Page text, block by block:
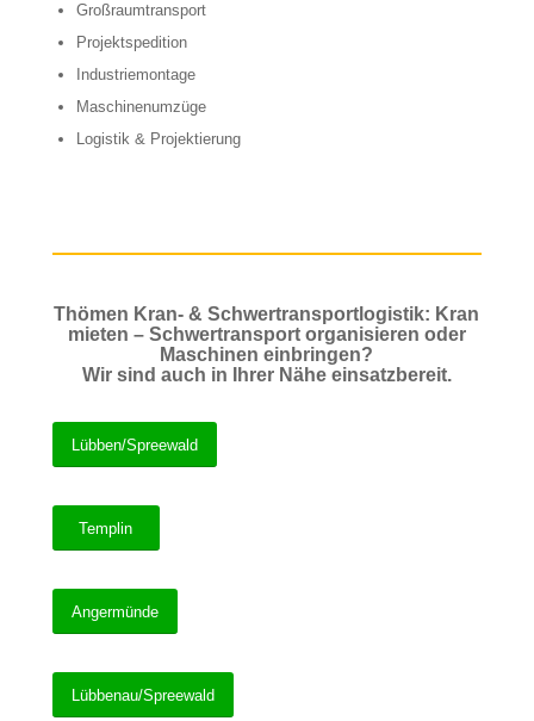
Großraumtransport
Projektspedition
Industriemontage
Maschinenumzüge
Logistik & Projektierung
Thömen Kran- & Schwertransportlogistik: Kran
mieten – Schwertransport organisieren oder
Maschinen einbringen?
Wir sind auch in Ihrer Nähe einsatzbereit.
Lübben/Spreewald
Templin
Angermünde
Lübbenau/Spreewald